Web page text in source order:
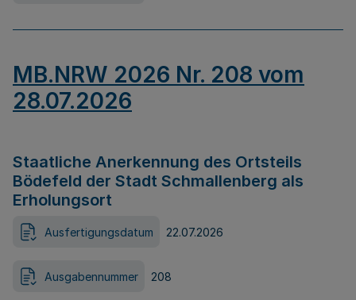
MB.NRW 2026 Nr. 208 vom
28.07.2026
Staatliche Anerkennung des Ortsteils
Bödefeld der Stadt Schmallenberg als
Erholungsort
Ausfertigungsdatum 22.07.2026
Ausgabennummer 208